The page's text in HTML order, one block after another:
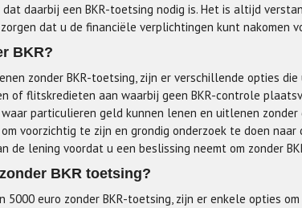
daarbij een BKR-toetsing nodig is. Het is altijd
dat u de financiële verplichtingen kunt nakomen
BKR?
zonder BKR-toetsing, zijn er verschillende opties die
of flitskredieten aan waarbij geen BKR-controle
particulieren geld kunnen lenen en uitlenen
voorzichtig te zijn en grondig onderzoek te doen naar
de lening voordat u een beslissing neemt om zonder
BKR toetsing?
euro zonder BKR-toetsing, zijn er enkele opties